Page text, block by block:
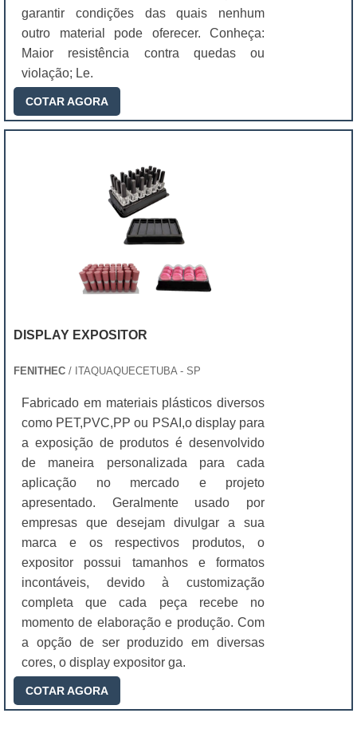
garantir condições das quais nenhum
outro material pode oferecer. Conheça:
Maior resistência contra quedas ou
violação; Le.
COTAR AGORA
DISPLAY EXPOSITOR
FENITHEC / ITAQUAQUECETUBA - SP
Fabricado em materiais plásticos diversos
como PET,PVC,PP ou PSAI,o display para
a exposição de produtos é desenvolvido
de maneira personalizada para cada
aplicação no mercado e projeto
apresentado. Geralmente usado por
empresas que desejam divulgar a sua
marca e os respectivos produtos, o
expositor possui tamanhos e formatos
incontáveis, devido à customização
completa que cada peça recebe no
momento de elaboração e produção. Com
a opção de ser produzido em diversas
cores, o display expositor ga.
COTAR AGORA